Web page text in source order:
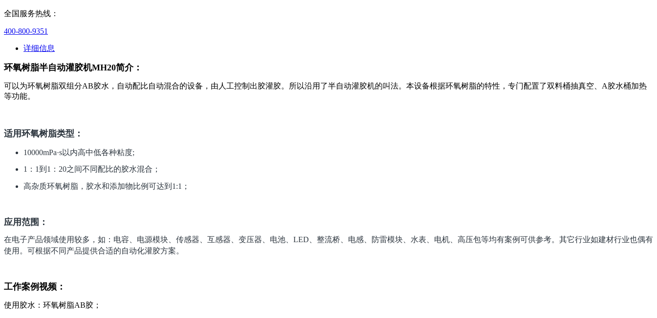
全国服务热线：
400-800-9351
详细信息
环氧树脂半自动灌胶机MH20简介：
可以为环氧树脂双组分AB胶水，自动配比自动混合的设备，由人工控制出胶灌胶。所以沿用了半自动灌胶机的叫法。本设备根据环氧树脂的特性，专门配置了双料桶抽真空、A胶水桶加热
等功能。
适用环氧树脂类型：
10000mPa·s以内高中低各种粘度;
1：1到1：20之间不同配比的胶水混合；
高杂质环氧树脂，胶水和添加物比例可达到1:1；
应用范围：
在电子产品领域使用较多，如：电容、电源模块、传感器、互感器、变压器、电池、LED、整流桥、电感、防雷模块、水表、电机、高压包等均有案例可供参考。其它行业如建材行业也偶有
使用。可根据不同产品提供合适的自动化灌胶方案。
工作案例视频：
使用胶水：环氧树脂AB胶；